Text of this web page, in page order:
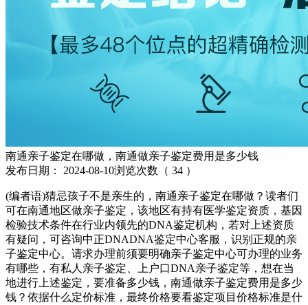
南通亲子鉴定在哪做，南通做亲子鉴定费用是多少钱
发布日期：
2024-08-10浏览次数（ 34 ）
(编者语)猜忌孩子不是亲生的，南通亲子鉴定在哪做？读者们
可在南通地区做亲子鉴定，该地区有持有医学鉴定资质，基因
检验技术条件在行业内领先的DNA鉴定机构，若对上述资质
有疑问，可咨询中正DNADNA鉴定中心客服，识别正规的亲
子鉴定中心。请求办理前须要明确亲子鉴定中心可办理的业务
有哪些，有私人亲子鉴定、上户口DNA亲子鉴定等，想在当
地进行上述鉴定，要准备多少钱，南通做亲子鉴定费用是多少
钱？依据什么定价标准，最终价格要看鉴定项目价格标准是什